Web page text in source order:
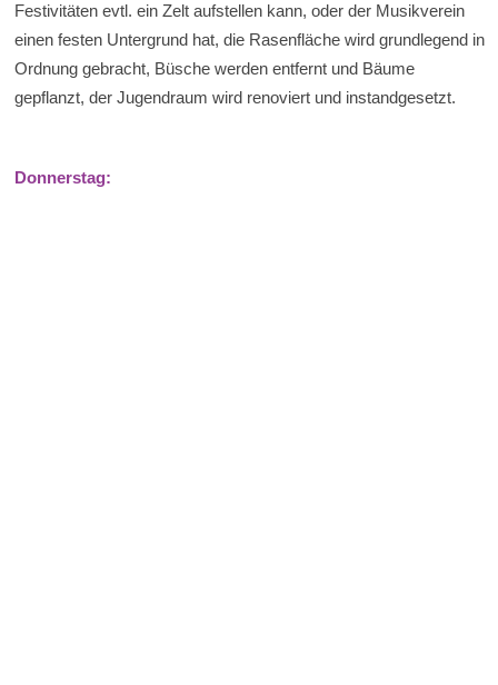
Festivitäten evtl. ein Zelt aufstellen kann, oder der Musikverein
einen festen Untergrund hat, die Rasenfläche wird grundlegend in
Ordnung gebracht, Büsche werden entfernt und Bäume
gepflanzt, der Jugendraum wird renoviert und instandgesetzt.
Donnerstag: